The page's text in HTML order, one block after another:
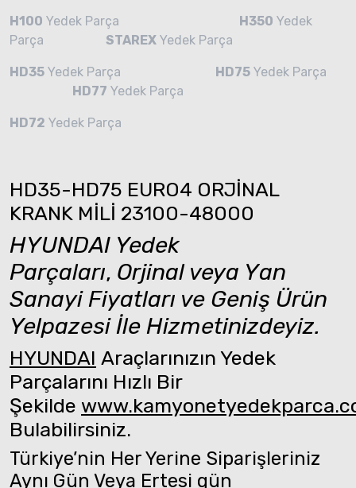
H100 Yedek Parça H350 Yedek
Parça STAREX Yedek Parça
HD35 Yedek Parça HD75 Yedek Parça
HD77 Yedek Parça
HD72 Yedek Parça
HD35-HD75 EURO4 ORJİNAL
KRANK MİLİ 23100-48000
HYUNDAI Yedek
Parçaları, Orjinal veya Yan
Sanayi Fiyatları ve Geniş Ürün
Yelpazesi İle Hizmetinizdeyiz.
HYUNDAI Araçlarınızın Yedek
Parçalarını Hızlı Bir
Şekilde
Bulabilirsiniz.
Türkiye’nin Her Yerine Siparişleriniz
Aynı Gün Veya Ertesi gün